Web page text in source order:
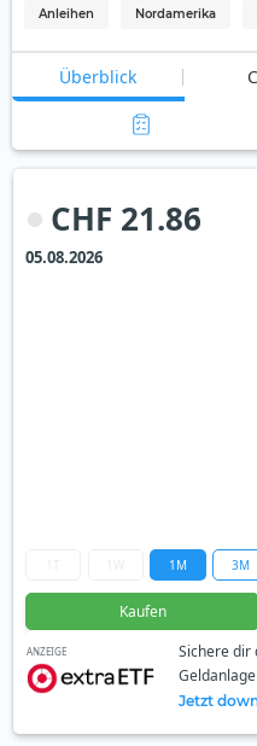
Anleihen Nordamerika
Überblick
CHF 21.86
05.08.2026
1M 3M
Kaufen
ANZEIGE
Sichere dir
Jetzt